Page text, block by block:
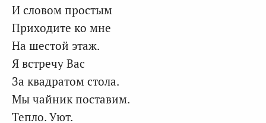
И словом простым
Приходите ко мне
На шестой этаж.
Я встречу Вас
За квадратом стола.
Мы чайник поставим.
Тепло. Уют.